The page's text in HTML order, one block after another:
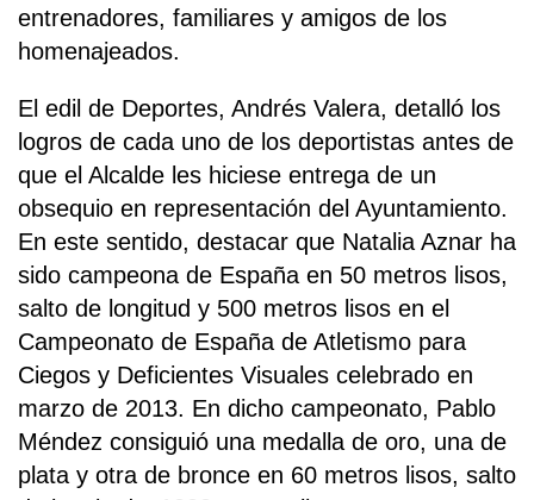
entrenadores, familiares y amigos de los
homenajeados.
El edil de Deportes, Andrés Valera, detalló los
logros de cada uno de los deportistas antes de
que el Alcalde les hiciese entrega de un
obsequio en representación del Ayuntamiento.
En este sentido, destacar que Natalia Aznar ha
sido campeona de España en 50 metros lisos,
salto de longitud y 500 metros lisos en el
Campeonato de España de Atletismo para
Ciegos y Deficientes Visuales celebrado en
marzo de 2013. En dicho campeonato, Pablo
Méndez consiguió una medalla de oro, una de
plata y otra de bronce en 60 metros lisos, salto